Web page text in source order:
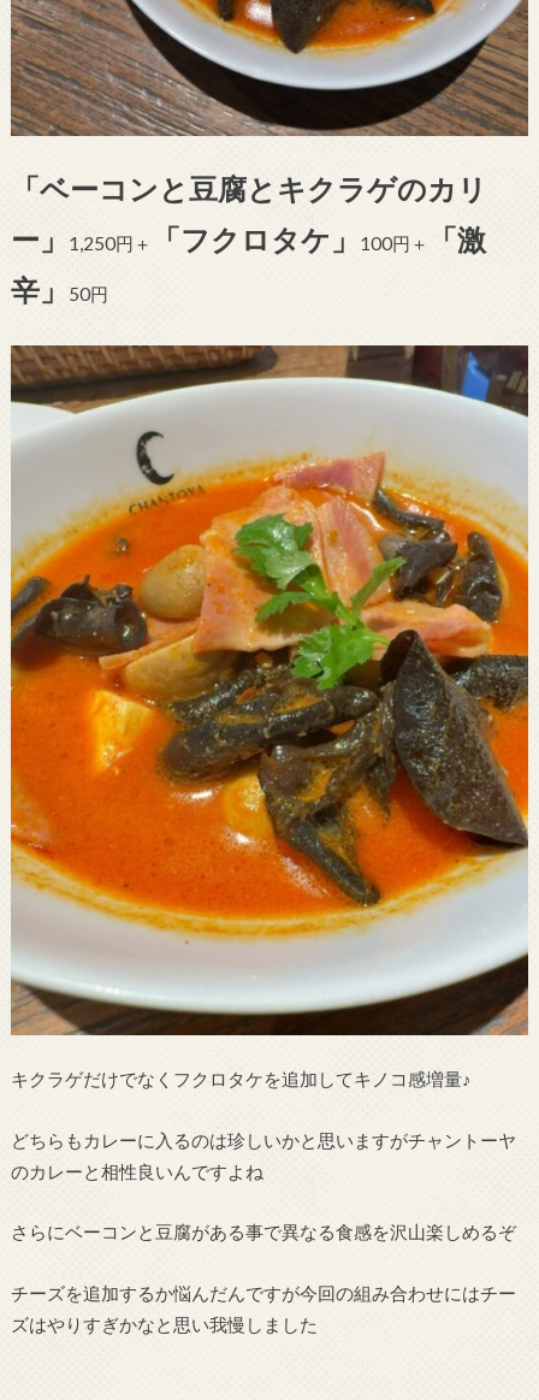
「ベーコンと豆腐とキクラゲのカリ
ー」
1,250円＋ 「フクロタケ」 100円＋
「激
辛」
50円
キクラゲだけでなくフクロタケを追加してキノコ感増量♪
どちらもカレーに入るのは珍しいかと思いますがチャントーヤ
のカレーと相性良いんですよね
さらにベーコンと豆腐がある事で異なる食感を沢山楽しめるぞ
チーズを追加するか悩んだんですが今回の組み合わせにはチー
ズはやりすぎかなと思い我慢しました